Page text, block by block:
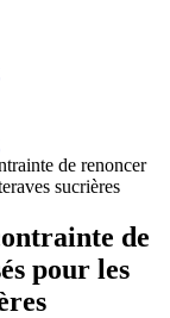
de renoncer
sucrières
de
pour les